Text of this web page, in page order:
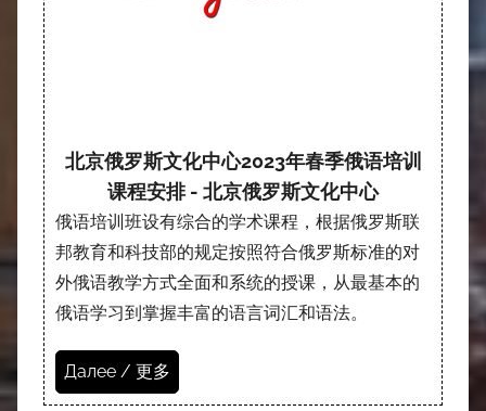
北京俄罗斯文化中心2023年春季俄语培训
课程安排 - 北京俄罗斯文化中心
俄语培训班设有综合的学术课程，根据俄罗斯联
邦教育和科技部的规定按照符合俄罗斯标准的对
外俄语教学方式全面和系统的授课，从最基本的
俄语学习到掌握丰富的语言词汇和语法。
Далее / 更多